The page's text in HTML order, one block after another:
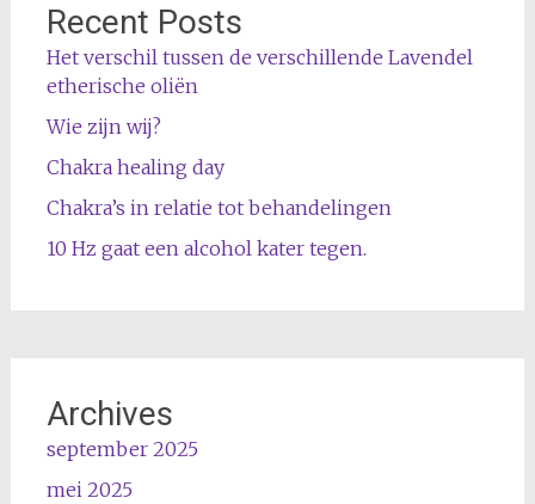
Recent Posts
Het verschil tussen de verschillende Lavendel
etherische oliën
Wie zijn wij?
Chakra healing day
Chakra’s in relatie tot behandelingen
10 Hz gaat een alcohol kater tegen.
Archives
september 2025
mei 2025